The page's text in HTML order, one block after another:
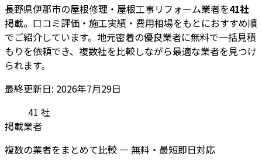
長野県伊那市の屋根修理・屋根工事リフォーム業者を41社
掲載。口コミ評価・施工実績・費用相場をもとにおすすめ順
でご紹介しています。地元密着の優良業者に無料で一括見積
もりを依頼でき、複数社を比較しながら最適な業者を見つけ
られます。
最終更新日: 2026年7月29日
41 社
掲載業者
複数の業者をまとめて比較 — 無料・最短即日対応